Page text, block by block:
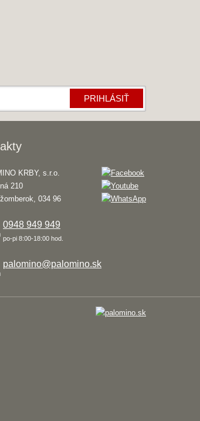
PRIHLÁSIŤ
KRBY, s.r.o.
210
034 96
0948 949 949
po-pi 8:00-18:00 hod.
palomino@palomino.sk